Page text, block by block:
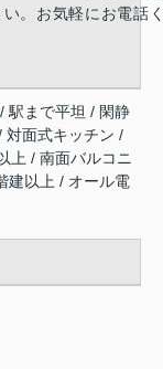
。お気軽にお電話
駅まで平坦 / 閑静
対面式キッチン /
上 / 南面バルコニ
建以上 / オール電